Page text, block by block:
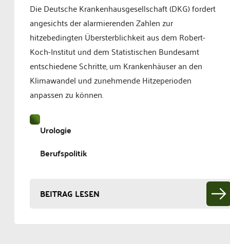
Die Deutsche Krankenhausgesellschaft (DKG) fordert
angesichts der alarmierenden Zahlen zur
hitzebedingten Übersterblichkeit aus dem Robert-
Koch-Institut und dem Statistischen Bundesamt
entschiedene Schritte, um Krankenhäuser an den
Klimawandel und zunehmende Hitzeperioden
anpassen zu können.
Urologie
Berufspolitik
BEITRAG LESEN